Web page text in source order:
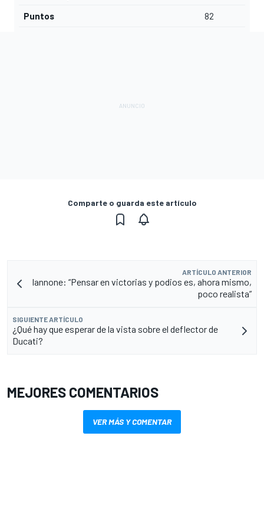
Puntos 82
Comparte o guarda este artículo
ARTÍCULO ANTERIOR
Iannone: “Pensar en victorias y podios es, ahora mismo,
poco realista”
SIGUIENTE ARTÍCULO
¿Qué hay que esperar de la vista sobre el deflector de
Ducati?
MEJORES COMENTARIOS
VER MÁS Y COMENTAR